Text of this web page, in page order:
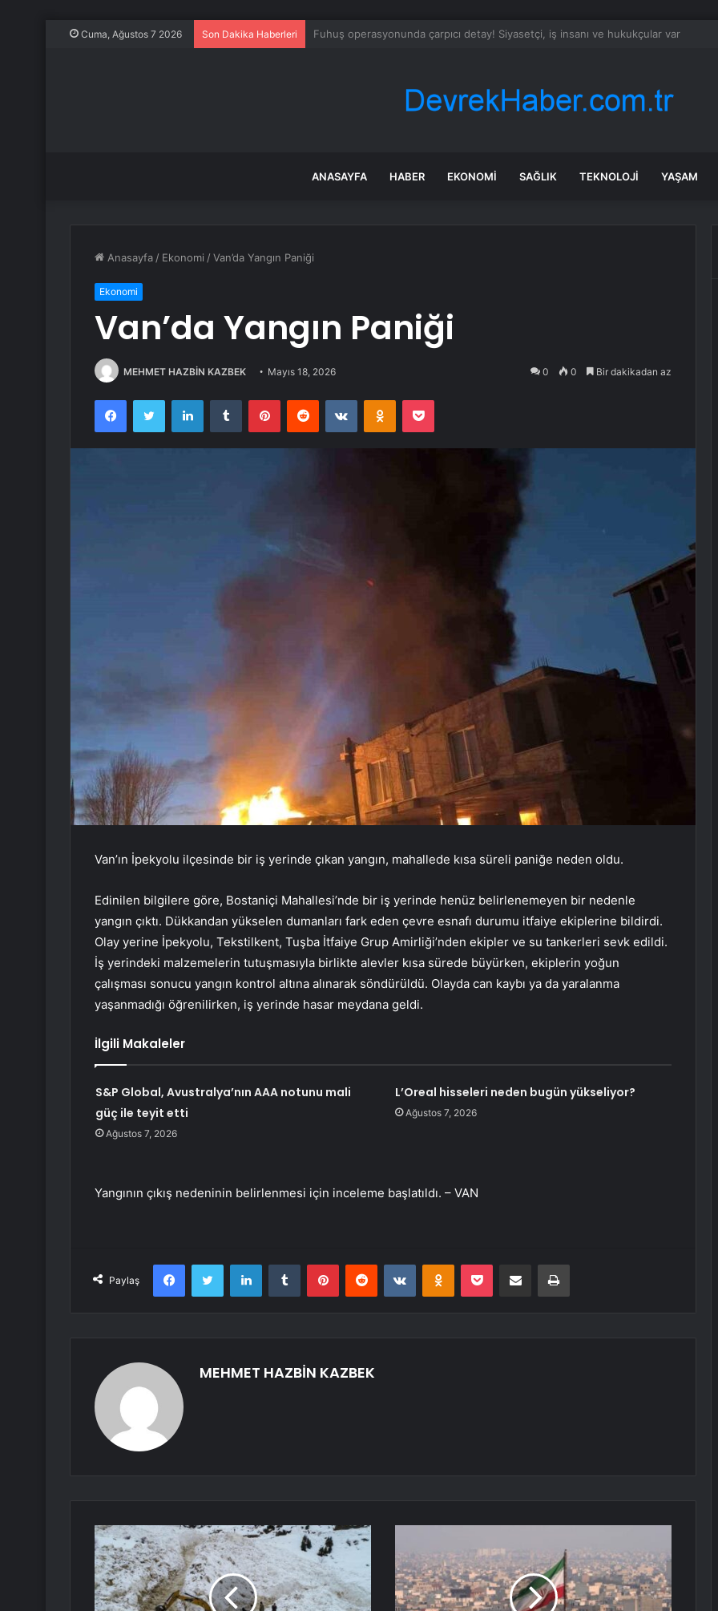
Cuma, Ağustos 7 2026 Son Dakika Haberleri Çankaya Belediye Başkanı Hüseyin Can Güner CHP’den istifa etti
ANASAYFA HABER EKONOMI SAĞLIK TEKNOLOJI YAŞAM
Anasayfa / Ekonomi /Van’da Yangın Paniği
Ekonomi
Van’da Yangın Paniği
MEHMET HAZBİN KAZBEK Mayıs 18, 2026 0 0 Bir dakikadan az
FacebookTwitter LinkedInTumblr PinterestReddit VKontakteOdnoklassniki
Pocket
Van’ın İpekyolu ilçesinde bir iş yerinde çıkan yangın, mahallede kısa süreli paniğe neden oldu.
Edinilen bilgilere göre, Bostaniçi Mahallesi’nde bir iş yerinde henüz belirlenemeyen bir nedenle
yangın çıktı. Dükkandan yükselen dumanları fark eden çevre esnafı durumu itfaiye ekiplerine bildirdi.
Olay yerine İpekyolu, Tekstilkent, Tuşba İtfaiye Grup Amirliği’nden ekipler ve su tankerleri sevk edildi.
İş yerindeki malzemelerin tutuşmasıyla birlikte alevler kısa sürede büyürken, ekiplerin yoğun
çalışması sonucu yangın kontrol altına alınarak söndürüldü. Olayda can kaybı ya da yaralanma
yaşanmadığı öğrenilirken, iş yerinde hasar meydana geldi.
İlgili Makaleler
S&P Global, Avustralya’nın AAA notunu mali
güç ile teyit etti
Ağustos 7, 2026
L’Oreal hisseleri neden bugün yükseliyor?
Ağustos 7, 2026
Yangının çıkış nedeninin belirlenmesi için inceleme başlatıldı. – VAN
Paylaş
FacebookTwitter LinkedInTumblr PinterestReddit VKontakteOdnoklassniki
Pocket E-Posta ile paylaş Yazdır
MEHMET HAZBİN KAZBEK